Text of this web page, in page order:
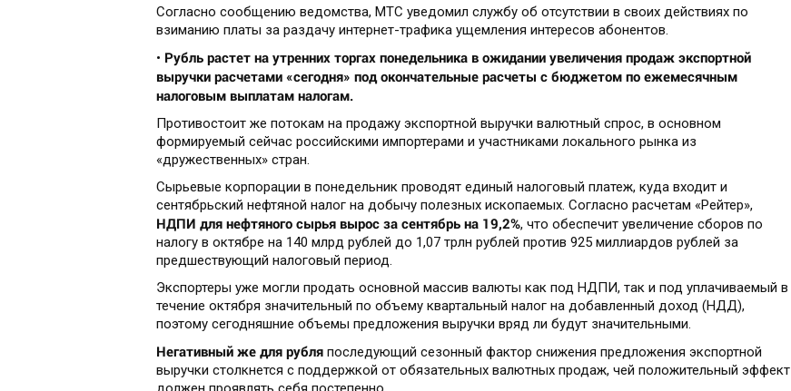
Согласно сообщению ведомства, МТС уведомил службу об отсутствии в своих действиях по
взиманию платы за раздачу интернет-трафика ущемления интересов абонентов.
• Рубль растет на утренних торгах понедельника в ожидании увеличения продаж экспортной
выручки расчетами «сегодня» под окончательные расчеты с бюджетом по ежемесячным
налоговым выплатам налогам.
Противостоит же потокам на продажу экспортной выручки валютный спрос, в основном
формируемый сейчас российскими импортерами и участниками локального рынка из
«дружественных» стран.
Сырьевые корпорации в понедельник проводят единый налоговый платеж, куда входит и
сентябрьский нефтяной налог на добычу полезных ископаемых. Согласно расчетам «Рейтер»,
НДПИ для нефтяного сырья вырос за сентябрь на 19,2%, что обеспечит увеличение сборов по
налогу в октябре на 140 млрд рублей до 1,07 трлн рублей против 925 миллиардов рублей за
предшествующий налоговый период.
Экспортеры уже могли продать основной массив валюты как под НДПИ, так и под уплачиваемый в
течение октября значительный по объему квартальный налог на добавленный доход (НДД),
поэтому сегодняшние объемы предложения выручки вряд ли будут значительными.
Негативный же для рубля последующий сезонный фактор снижения предложения экспортной
выручки столкнется с поддержкой от обязательных валютных продаж, чей положительный эффект